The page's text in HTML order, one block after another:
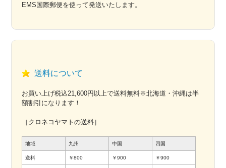
EMS国際郵便を使って発送いたします。
送料について
お買い上げ税込21,600円以上で送料無料※北海道・沖縄は半
額割引になります！
［クロネコヤマトの送料］
地域 九州 中国 四国
送料 ￥800 ￥900 ￥900